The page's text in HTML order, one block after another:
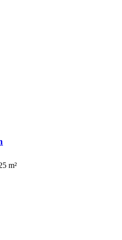
m²